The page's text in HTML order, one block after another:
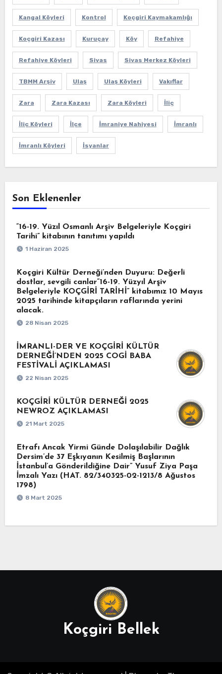
Kangal Köyleri Kontrol Koçgiri Kaymakamlığı
Koçgiri Kazası Kuruçay Köy Refahiye
Refahiye Köyleri Sivas Sivas Merkez Köyleri
TBMM Arşiv Ulaş Ulaş Köyleri Vakıflar
Zara Zara Kazası Zara Köyleri İliç
İliç Köyleri İlçe İmraniye Nahiyesi İmranlı
İmranlı Köyleri İsyanlar
Son Eklenenler
“16-19. Yüzıl Osmanlı Arşiv Belgeleriyle Koçgiri
Tarihi” kitabının tanıtımı yapıldı
1 Haziran 2025
Koçgiri Kültür Derneği’nden Duyuru: Değerli
dostlar, sevgili canlar“16-19. Yüzyıl Arşiv
Belgeleriyle KOÇGİRİ TARİHİ” kitabımız 10 Mayıs
2025 tarihinde kitapçıların raflarında yerini
alacak.
28 Nisan 2025
İMRANLI-DER VE KOÇGİRİ KÜLTÜR
DERNEĞİ’NDEN 2025 COGİ BABA
FESTİVALİ AÇIKLAMASI
22 Nisan 2025
KOÇGİRİ KÜLTÜR DERNEĞİ 2025
NEWROZ AÇIKLAMASI
21 Mart 2025
Etrafı Ancak Yirmi Günde Dolaşılabilir Dağlık
Dersim’de 37 Eşkıyanın Kesilmiş Başlarının
İstanbul’a Gönderildiğine Dair” Yusuf Ziya Paşa
İmzalı Yazı (HAT. 82/340325-02-1213/8 Ağustos
1798)
8 Mart 2025
Koçgiri Bellek